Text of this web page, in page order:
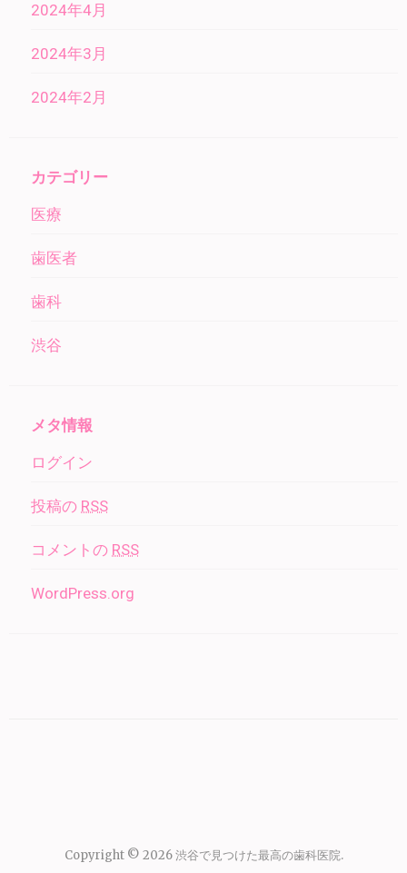
2024年4月
2024年3月
2024年2月
カテゴリー
医療
歯医者
歯科
渋谷
メタ情報
ログイン
投稿の RSS
コメントの RSS
WordPress.org
Copyright © 2026渋谷で見つけた最高の歯科医院.